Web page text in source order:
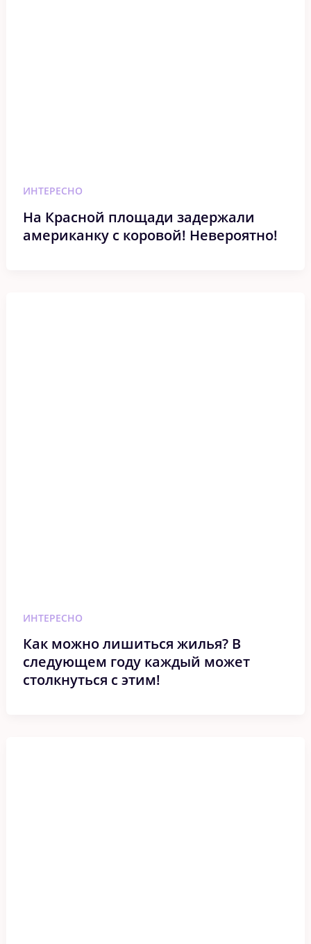
ИНТЕРЕСНО
На Красной площади задержали
американку с коровой! Невероятно!
ИНТЕРЕСНО
Как можно лишиться жилья? В
следующем году каждый может
столкнуться с этим!